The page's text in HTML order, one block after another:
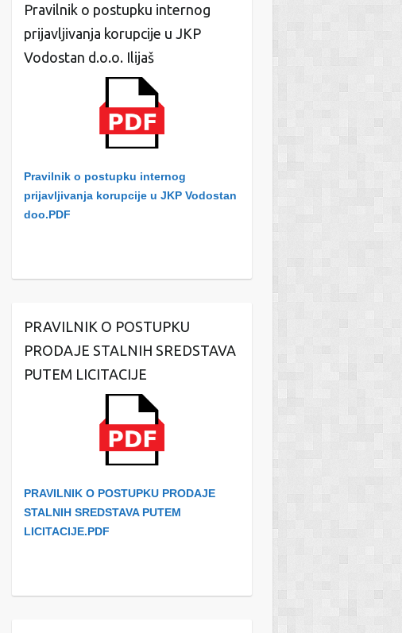
Pravilnik o postupku internog
prijavljivanja korupcije u JKP
Vodostan d.o.o. Ilijaš
Pravilnik o postupku internog
prijavljivanja korupcije u JKP Vodostan
doo.PDF
PRAVILNIK O POSTUPKU
PRODAJE STALNIH SREDSTAVA
PUTEM LICITACIJE
PRAVILNIK O POSTUPKU PRODAJE
STALNIH SREDSTAVA PUTEM
LICITACIJE.PDF